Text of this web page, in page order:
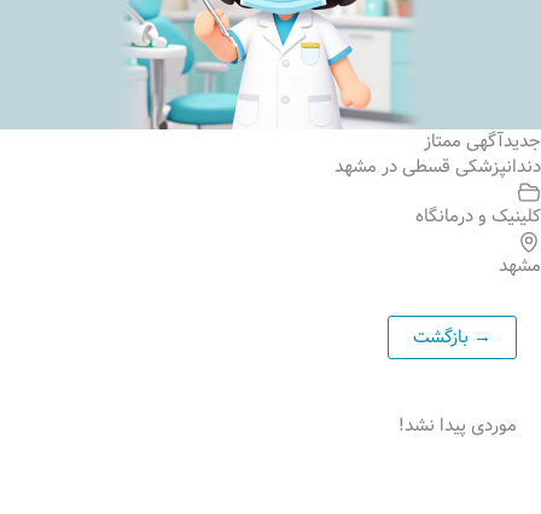
موردی پیدا نشد!
جدیدآگهی ممتاز
دندانپزشکی قسطی در مشهد
کلینیک و درمانگاه
مشهد